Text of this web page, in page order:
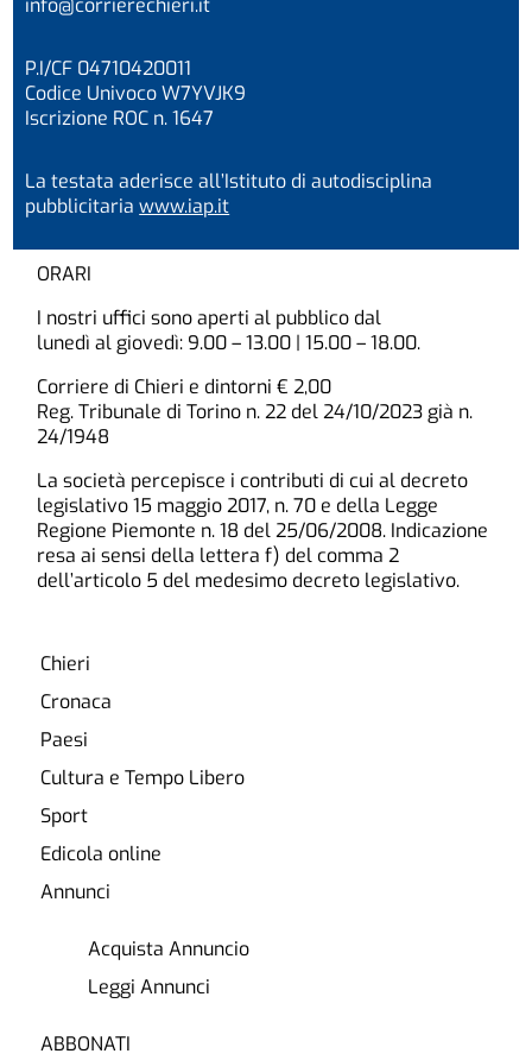
info@corrierechieri.it
P.I/CF 04710420011
Codice Univoco W7YVJK9
Iscrizione ROC n. 1647
La testata aderisce all’Istituto di autodisciplina
pubblicitariawww.iap.it
ORARI
I nostri uffici sono aperti al pubblico dal
lunedì al giovedì: 9.00 – 13.00 | 15.00 – 18.00.
Corriere di Chieri e dintorni € 2,00
Reg. Tribunale di Torino n. 22 del 24/10/2023 già n.
24/1948
La società percepisce i contributi di cui al decreto
legislativo 15 maggio 2017, n. 70 e della Legge
Regione Piemonte n. 18 del 25/06/2008. Indicazione
resa ai sensi della lettera f) del comma 2
dell’articolo 5 del medesimo decreto legislativo.
Chieri
Cronaca
Paesi
Cultura e Tempo Libero
Sport
Edicola online
Annunci
Acquista Annuncio
Leggi Annunci
ABBONATI